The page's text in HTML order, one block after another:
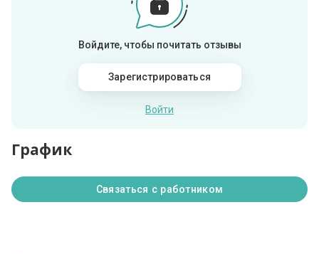
Войдите, чтобы почитать отзывы
Зарегистрироваться
Войти
График
Связаться с работником